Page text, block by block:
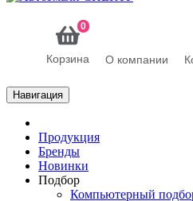
0
Корзина О компании
Навигация
Продукция
Бренды
Новинки
Подбор
Компьютерный